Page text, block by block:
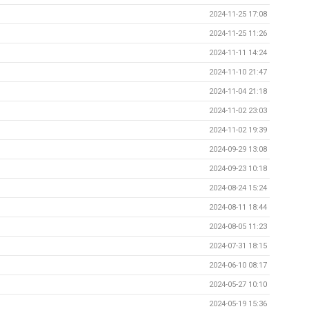
2024-11-25 17:08
2024-11-25 11:26
2024-11-11 14:24
2024-11-10 21:47
2024-11-04 21:18
2024-11-02 23:03
2024-11-02 19:39
2024-09-29 13:08
2024-09-23 10:18
2024-08-24 15:24
2024-08-11 18:44
2024-08-05 11:23
2024-07-31 18:15
2024-06-10 08:17
2024-05-27 10:10
2024-05-19 15:36